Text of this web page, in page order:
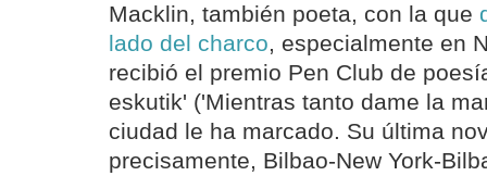
Macklin, también poeta, con la que
lado del charco, especialmente en
recibió el premio Pen Club de
eskutik' ('Mientras tanto dame la
ciudad le ha marcado. Su última
precisamente, Bilbao-New York-